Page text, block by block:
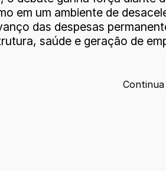
em um ambiente de
das despesas
saúde e geração de
Continua